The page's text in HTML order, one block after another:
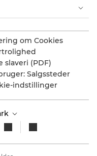
om Cookies
(PDF)
Salgssteder
indstillinger